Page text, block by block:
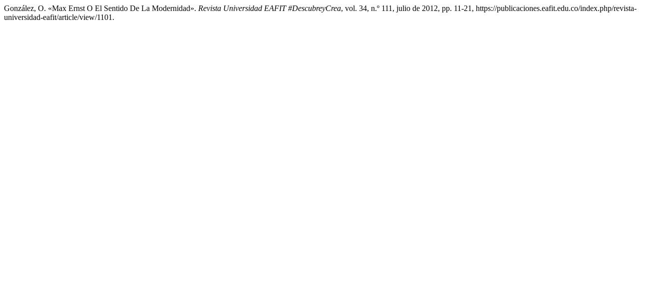
González, O. «Max Ernst O El Sentido De La Modernidad». Revista Universidad EAFIT #DescubreyCrea, vol. 34, n.º 111, julio de 2012, pp. 11-21, https://publicaciones.eafit.edu.co/index.php/revista-
universidad-eafit/article/view/1101.